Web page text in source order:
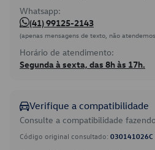
Whatsapp:
(41) 99125-2143
(apenas mensagens de texto, não
Horário de atendimento:
Segunda à sexta, das 8h às 17h.
Verifique a compatibilidade
Consulte a compatibilidade
Código original consultado: 030141026C